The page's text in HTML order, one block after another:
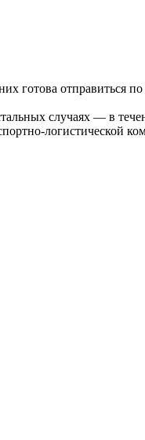
готова отправиться по
случаях — в
логистической